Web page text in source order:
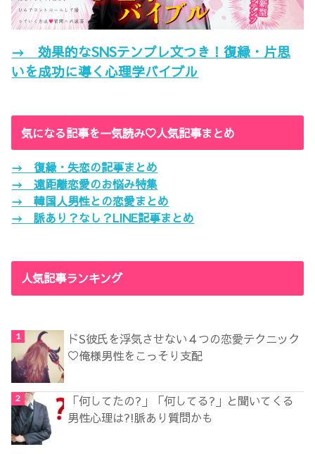
→ 効果的なSNSテンプレ文つき！復縁・片思
いを成功に導く心理学バイブル
気になる記事を一気読み♡人気記事まとめ
→ 復縁・失恋の記事まとめ
→ 遠距離恋愛のお悩み特集
→ 韓国人男性との恋愛まとめ
→ 脈あり？なし？LINE記事まとめ
人気記事ランキング
ドS彼氏を浮気させない４つの恋愛テクニック
♡俺様男性をこっそり支配
「何してたの?」「何してる?」と聞いてくる
男性心理は?!脈あり質問かも